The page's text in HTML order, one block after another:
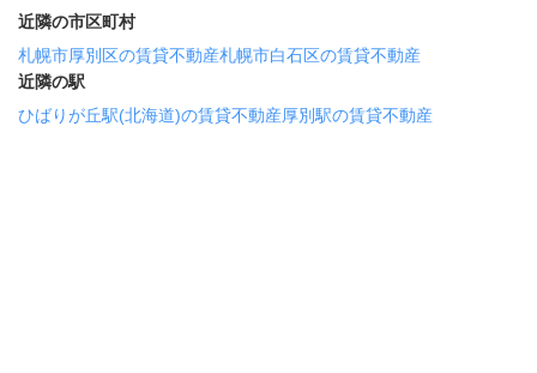
近隣の市区町村
札幌市厚別区の賃貸不動産札幌市白石区の賃貸不動産
近隣の駅
ひばりが丘駅(北海道)の賃貸不動産厚別駅の賃貸不動産